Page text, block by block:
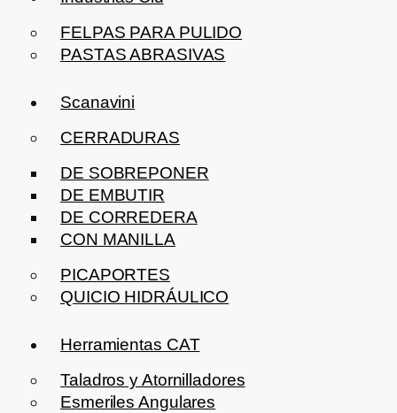
FELPAS PARA PULIDO
PASTAS ABRASIVAS
Scanavini
CERRADURAS
DE SOBREPONER
DE EMBUTIR
DE CORREDERA
CON MANILLA
PICAPORTES
QUICIO HIDRÁULICO
Herramientas CAT
Taladros y Atornilladores
Esmeriles Angulares